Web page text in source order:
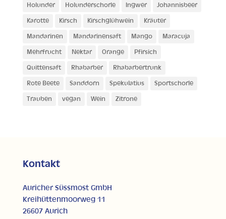
Holunder Holunderschorle Ingwer Johannisbeer
Karotte Kirsch Kirschglühwein Kräuter
Mandarinen Mandarinensaft Mango Maracuja
Mehrfrucht Nektar Orange Pfirsich
Quittensaft Rhabarber Rhabarbertrunk
Rote Beete Sanddorn Spekulatius Sportschorle
Trauben vegan Wein Zitrone
Kontakt
Auricher Süssmost GmbH
Kreihüttenmoorweg 11
26607 Aurich